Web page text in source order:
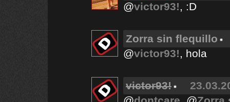
@victor93!, :D
Zorra sin flequillo
@victor93!, hola
victor93!